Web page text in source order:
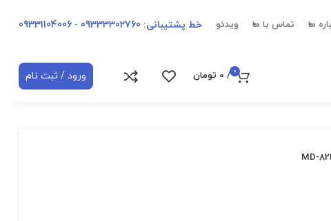
ما تماس با ما ویدئو خط پشتیبانی: 09333302760 -
09331104006
0
/
0 تومان ورود / ثبت نام